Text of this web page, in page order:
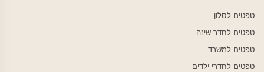
טפטים לסלון
טפטים לחדר שינה
טפטים למשרד
טפטים לחדרי ילדים